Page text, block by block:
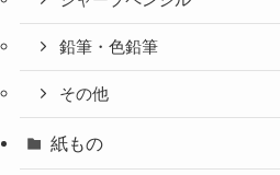
鉛筆・色鉛筆
その他
紙もの